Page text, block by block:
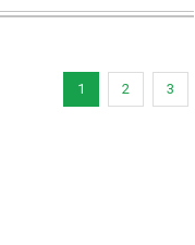
Current
page
1 Page
2 Page
3